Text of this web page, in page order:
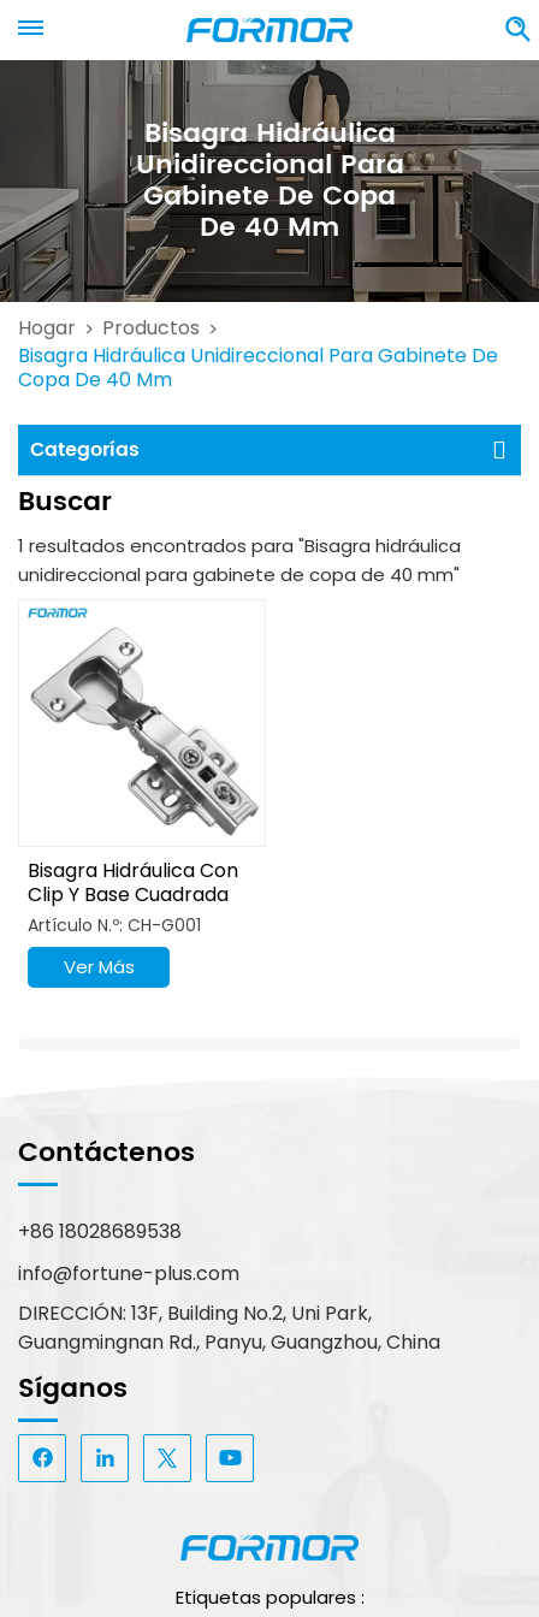
Bisagra Hidráulica
Unidireccional Para
Gabinete De Copa
De 40 Mm
Hogar > Productos >
Bisagra Hidráulica Unidireccional Para Gabinete De
Copa De 40 Mm
Categorías
Buscar
1 resultados encontrados para "Bisagra hidráulica
unidireccional para gabinete de copa de 40 mm"
Bisagra Hidráulica Con
Clip Y Base Cuadrada
De Cierre Suave De
Copa De 40 Mm
Artículo N.º: CH-G001
Ver Más
Contáctenos
+86 18028689538
info@fortune-plus.com
DIRECCIÓN: 13F, Building No.2, Uni Park,
Guangmingnan Rd., Panyu, Guangzhou, China
Síganos
Etiquetas populares :